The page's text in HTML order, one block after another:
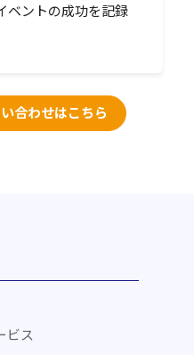
ベントの成功を記録
合わせはこちら
ビス